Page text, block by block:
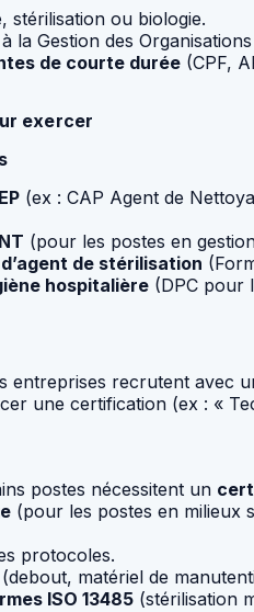
stérilisation ou biologie.
la Gestion des
de courte durée (CPF,
exercer
(ex : CAP Agent de
(pour les postes en
de stérilisation
hospitalière (DPC pour
entreprises recrutent avec
une certification (ex : «
postes nécessitent un
(pour les postes en milieux
protocoles.
matériel de
ISO 13485 (stérilisation